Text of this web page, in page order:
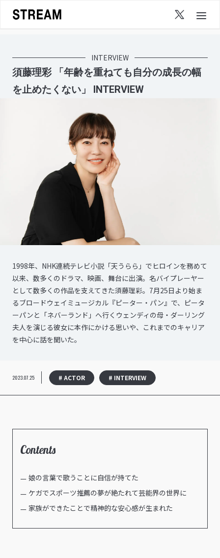
content
INTERVIEW
須藤理彩 「年齢を重ねても自分の成長の幅
を止めたくない」 INTERVIEW
1998年、NHK連続テレビ小説「天うらら」でヒロインを務めて
以来、数多くのドラマ、映画、舞台に出演。名バイプレーヤー
として数多くの作品を支えてきた須藤理彩。7月25日より始ま
るブロードウェイミュージカル『ピーター・パン』で、ピータ
ーパンと「ネバーランド」へ行くウェンディの母・ダーリング
夫人を演じる彼女に本作にかける思いや、これまでのキャリア
を中心に話を聞いた。
2023.07.25 # ACTOR # INTERVIEW
Contents
娘の言葉で歌うことに自信が持てた
ケガでスポーツ推薦の夢が絶たれて芸能界の世界に
家族ができたことで精神的な安心感が生まれた